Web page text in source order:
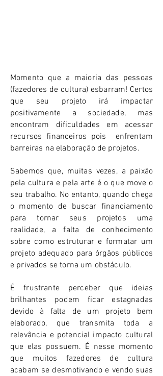
Momento que a maioria das pessoas
(fazedores de cultura) esbarram! Certos
que seu projeto irá impactar
positivamente a sociedade, mas
encontram dificuldades em acessar
recursos financeiros pois enfrentam
barreiras na elaboração de projetos.
Sabemos que, muitas vezes, a paixão
pela cultura e pela arte é o que move o
seu trabalho. No entanto, quando chega
o momento de buscar financiamento
para tornar seus projetos uma
realidade, a falta de conhecimento
sobre como estruturar e formatar um
projeto adequado para órgãos públicos
e privados se torna um obstáculo.
É frustrante perceber que ideias
brilhantes podem ficar estagnadas
devido à falta de um projeto bem
elaborado, que transmita toda a
relevância e potencial impacto cultural
que elas possuem. É nesse momento
que muitos fazedores de cultura
acabam se desmotivando e vendo suas